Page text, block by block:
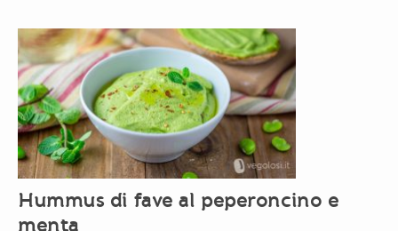
Hummus di fave al peperoncino e
menta